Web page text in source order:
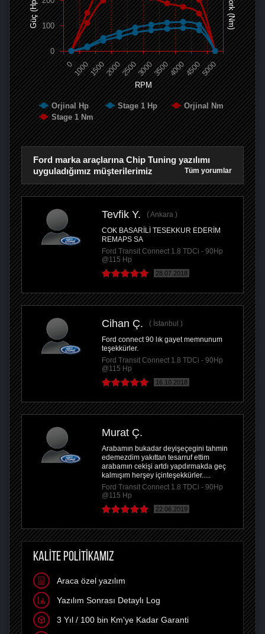
RPM
Güç (Hp) Tork (Nm)
Orjinal Hp Stage 1 Hp
Orjinal Nm
Stage 1 Nm
0 100015002000250030003500400045005000
0
100
Ford marka araçlarına Chip Tuning yazılımı
uyguladığımız müşterilerimiz
Tüm yorumlar
Tevfik Y.
Ankara
COK BASARİLİ TESEKKUR EDERİM
REMAPS SA
Ford Transit Connect 1.8 TDCi - 90Hp
@115 Hp
28.07.2018
Cihan Ç.
İstanbul
Ford connect 90 lık gayet memnunum
teşekkürler.
Ford Transit Connect 1.8 TDCi - 90Hp
@115 Hp
16.10.2018
Murat Ç.
Arabamın bukadar deyişeçegini tahmin
edemezdim yakıttan tesarruf ettim
arabamın cekişi artdı yapdırmakda geç
kalmışım herşey içinteşekkürler.....
Ford Transit Connect 1.8 TDCi - 90Hp
@115 Hp
22.06.2019
KALİTE POLİTİKAMIZ
Araca özel yazılım
Yazılım Sonrası Detaylı Log
3 Yıl / 100 bin Km'ye Kadar Garanti